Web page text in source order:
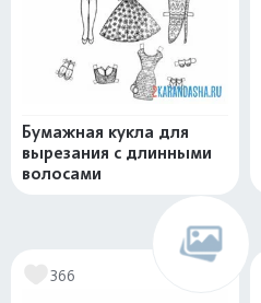
Бумажная кукла для
вырезания с длинными
волосами
366